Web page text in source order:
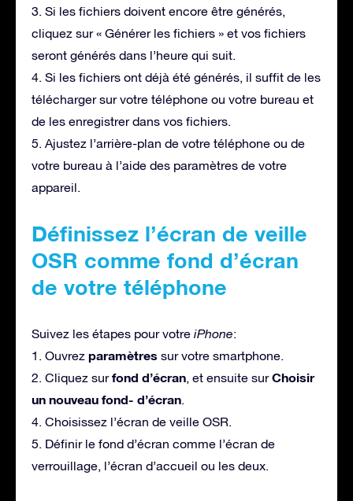
3. Si les fichiers doivent encore être générés,
cliquez sur « Générer les fichiers » et vos fichiers
seront générés dans l’heure qui suit.
4. Si les fichiers ont déjà été générés, il suffit de les
télécharger sur votre téléphone ou votre bureau et
de les enregistrer dans vos fichiers.
5. Ajustez l’arrière-plan de votre téléphone ou de
votre bureau à l’aide des paramètres de votre
appareil.
Définissez l’écran de veille
OSR comme fond d’écran
de votre téléphone
Suivez les étapes pour votre iPhone:
1. Ouvrez paramètres sur votre smartphone.
2. Cliquez surfond d’écran , et ensuite surChoisir
un nouveau fond- d’écran
4. Choisissez l’écran de veille OSR.
5. Définir le fond d’écran comme l’écran de
verrouillage, l’écran d’accueil ou les deux.